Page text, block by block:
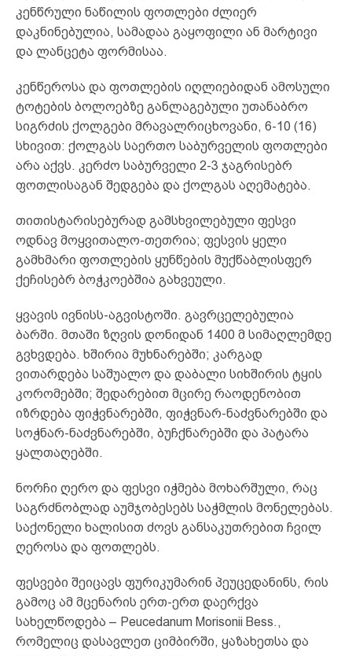
კენწრული ნაწილის ფოთლები ძლიერ
დაკნინებულია, სამადაა გაყოფილი ან მარტივი
და ლანცეტა ფორმისაა.
კენწეროსა და ფოთლების იღლიებიდან ამოსული
ტოტების ბოლოებზე განლაგებული უთანაბრო
სიგრძის ქოლგები მრავალრიცხოვანი, 6-10 (16)
სხივით: ქოლგას საერთო საბურველის ფოთლები
არა აქვს. კერძო საბურველი 2-3 ჯაგრისებრ
ფოთლისაგან შედგება და ქოლგას აღემატება.
თითისტარისებურად გამსხვილებული ფესვი
ოდნავ მოყვითალო-თეთრია; ფესვის ყელი
გამხმარი ფოთლების ყუნწების მუქწაბლისფერ
ქეჩისებრ ბოჭკოებშია გახვეული.
ყვავის ივნისს-აგვისტოში. გავრცელებულია
ბარში. მთაში ზღვის დონიდან 1400 მ სიმაღლემდე
გვხვდება. ხშირია მუხნარებში; კარგად
ვითარდება საშუალო და დაბალი სიხშირის ტყის
კორომებში; შედარებით მცირე რაოდენობით
იზრდება ფიჭვნარებში, ფიჭვნარ-ნაძვნარებში და
სოჭნარ-ნაძვნარებში, ბუჩქნარებში და პატარა
ყალთაღებში.
ნორჩი ღერო და ფესვი იჭმება მოხარშული, რაც
საგრძნობლად აუმჯობესებს საჭმლის მონელებას.
საქონელი ხალისით ძოვს განსაკუთრებით ჩვილ
ღეროსა და ფოთლებს.
ფესვები შეიცავს ფურიკუმარინ პეუცედანინს, რის
გამოც ამ მცენარის ერთ-ერთ დაერქვა
სახელწოდება – Peucedanum Morisonii Bess.,
რომელიც დასავლეთ ციმბირში, ყაზახეთსა და